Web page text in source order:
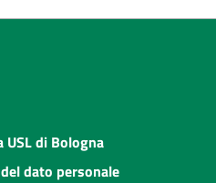
USL di Bologna
dato personale